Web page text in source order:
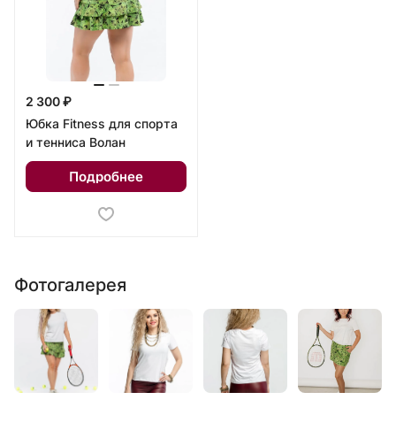
2 300 ₽
Юбка Fitness для спорта
и тенниса Волан
Подробнее
Фотогалерея